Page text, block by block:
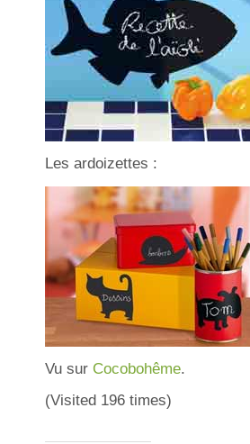
Les ardoizettes :
Vu sur Cocobohême.
(Visited 196 times)